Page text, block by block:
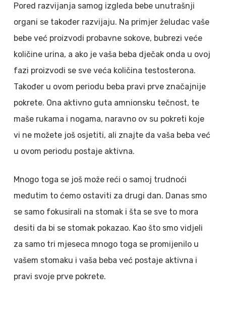
Pored razvijanja samog izgleda bebe unutrašnji
organi se također razvijaju. Na primjer želudac vaše
bebe već proizvodi probavne sokove, bubrezi veće
količine urina, a ako je vaša beba dječak onda u ovoj
fazi proizvodi se sve veća količina testosterona.
Također u ovom periodu beba pravi prve značajnije
pokrete. Ona aktivno guta amnionsku tečnost, te
maše rukama i nogama, naravno ov su pokreti koje
vi ne možete još osjetiti, ali znajte da vaša beba već
u ovom periodu postaje aktivna.
Mnogo toga se još može reći o samoj trudnoći
međutim to ćemo ostaviti za drugi dan. Danas smo
se samo fokusirali na stomak i šta se sve to mora
desiti da bi se stomak pokazao. Kao što smo vidjeli
za samo tri mjeseca mnogo toga se promijenilo u
vašem stomaku i vaša beba već postaje aktivna i
pravi svoje prve pokrete.